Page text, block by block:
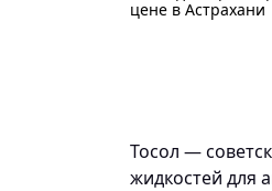
цене в Астрахани
Тосол —
жидкостей для